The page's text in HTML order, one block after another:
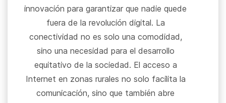
innovación para garantizar que nadie quede
fuera de la revolución digital. La
conectividad no es solo una comodidad,
sino una necesidad para el desarrollo
equitativo de la sociedad. El acceso a
Internet en zonas rurales no solo facilita la
comunicación, sino que también abre